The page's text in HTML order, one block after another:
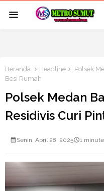
Beranda Headline
Polsek
Besi Rumah
Polsek Medan
Residivis Curi
Senin, April 28, 2025 1